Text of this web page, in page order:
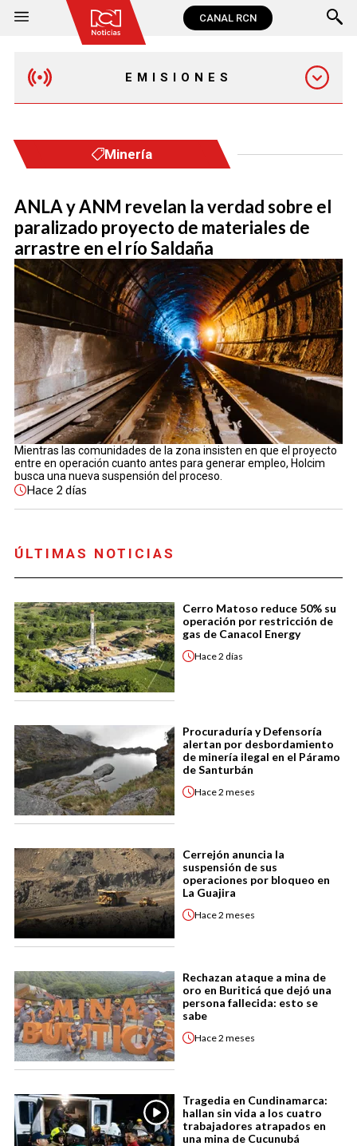
CANAL RCN
EMISIONES
EMISIÓN 7:00 PM
EMISIÓN 11:30 PM
Minería
ANLA y ANM revelan la verdad sobre el
paralizado proyecto de materiales de
arrastre en el río Saldaña
Mientras las comunidades de la zona insisten en que el proyecto
entre en operación cuanto antes para generar empleo, Holcim
busca una nueva suspensión del proceso.
Hace 2 días
ÚLTIMAS NOTICIAS
Cerro Matoso reduce 50% su
operación por restricción de
gas de Canacol Energy
Hace2 días
Procuraduría y Defensoría
alertan por desbordamiento
de minería ilegal en el Páramo
de Santurbán
Hace2 meses
Cerrejón anuncia la
suspensión de sus
operaciones por bloqueo en
La Guajira
Hace2 meses
Rechazan ataque a mina de
oro en Buriticá que dejó una
persona fallecida: esto se
sabe
Hace2 meses
Tragedia en Cundinamarca:
hallan sin vida a los cuatro
trabajadores atrapados en
una mina de Cucunubá